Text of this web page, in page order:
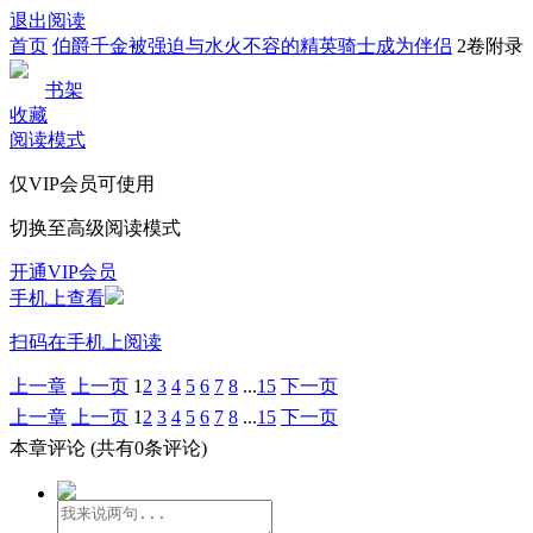
退出阅读
首页 伯爵千金被强迫与水火不容的精英骑士成为伴侣 2卷附录
书架
收藏
阅读模式
仅VIP会员可使用
切换至高级阅读模式
开通VIP会员
手机上查看
扫码在手机上阅读
上一章 上一页 1 2 3 4 5 6 7 8 ...15 下一页
上一章
上一页 1 2 3 4 5 6 7 8 ...15 下一页
本章评论 (共有0条评论)